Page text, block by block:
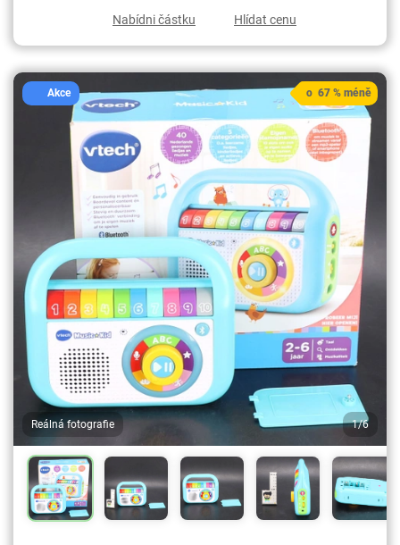
Nabídni částku
Hlídat cenu
Akce
Reálná fotografie 1/6
o 67 % méně